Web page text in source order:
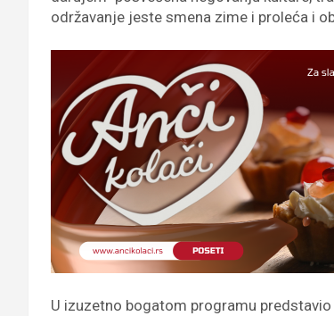
održavanje jeste smena zime i proleća i
U izuzetno bogatom programu